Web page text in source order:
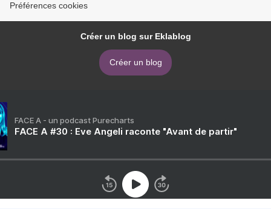
Préférences cookies
Créer un blog sur Eklablog
Créer un blog
FACE A - un podcast Purecharts
FACE A #30 : Eve Angeli raconte "Avant de partir"